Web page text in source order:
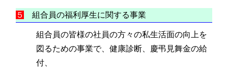
５ 組合員の福利厚生に関する事業
組合員の皆様の社員の方々の私生活面の向上を
図るための事業で、健康診断、慶弔見舞金の給
付、